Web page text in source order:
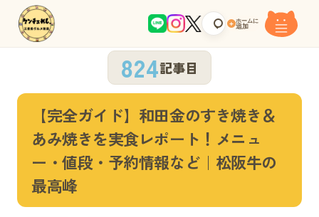
+ ホームに
追加
824記事目
【完全ガイド】和田金のすき焼き＆
あみ焼きを実食レポート！メニュ
ー・値段・予約情報など｜松阪牛の
最高峰